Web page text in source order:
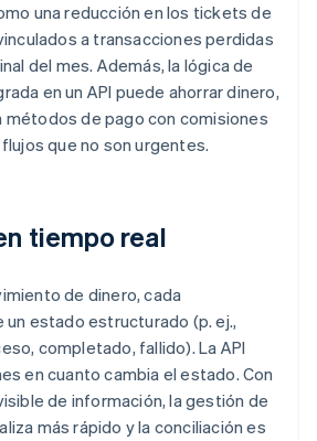
una reducción en los tickets de
a transacciones perdidas
del mes. Además, la lógica de
en un API puede ahorrar dinero,
métodos de pago con comisiones
que no son urgentes.
tiempo real
de dinero, cada
estado estructurado (p. ej.,
completado, fallido). La API
en cuanto cambia el estado. Con
de información, la gestión de
más rápido y la conciliación es